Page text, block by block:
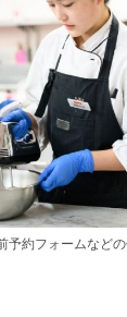
予約フォームなど